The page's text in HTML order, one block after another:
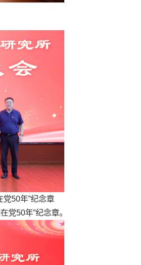
党50年”纪念章
党50年”纪念章。